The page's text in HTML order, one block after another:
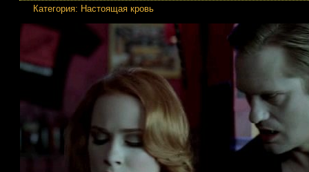
Категория: Настоящая кровь